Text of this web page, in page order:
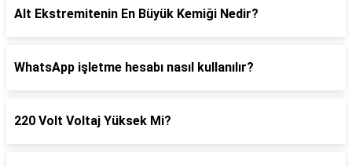
Alt Ekstremitenin En Büyük Kemiği Nedir?
WhatsApp işletme hesabı nasıl kullanılır?
220 Volt Voltaj Yüksek Mi?